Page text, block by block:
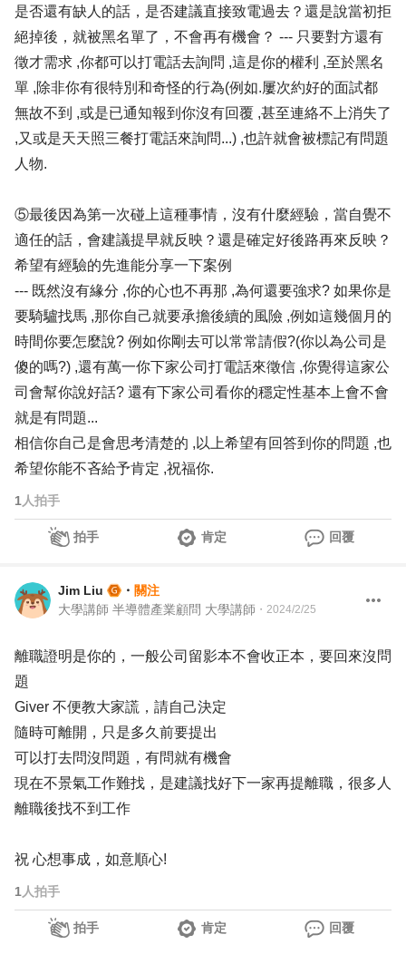
是否還有缺人的話，是否建議直接致電過去？還是說當初拒
絕掉後，就被黑名單了，不會再有機會？ --- 只要對方還有
徵才需求 ,你都可以打電話去詢問 ,這是你的權利 ,至於黑名
單 ,除非你有很特別和奇怪的行為(例如.屢次約好的面試都
無故不到 ,或是已通知報到你沒有回覆 ,甚至連絡不上消失了
,又或是天天照三餐打電話來詢問...) ,也許就會被標記有問題
人物.
⑤最後因為第一次碰上這種事情，沒有什麼經驗，當自覺不
適任的話，會建議提早就反映？還是確定好後路再來反映？
希望有經驗的先進能分享一下案例
--- 既然沒有緣分 ,你的心也不再那 ,為何還要強求? 如果你是
要騎驢找馬 ,那你自己就要承擔後續的風險 ,例如這幾個月的
時間你要怎麼說? 例如你剛去可以常常請假?(你以為公司是
傻的嗎?) ,還有萬一你下家公司打電話來徵信 ,你覺得這家公
司會幫你說好話? 還有下家公司看你的穩定性基本上會不會
就是有問題...
相信你自己是會思考清楚的 ,以上希望有回答到你的問題 ,也
希望你能不吝給予肯定 ,祝福你.
1 人拍手
拍手 肯定 回覆
Jim Liu ・ 關注
大學講師 半導體產業顧問 大學講師 ・ 2024/2/25
離職證明是你的，一般公司留影本不會收正本，要回來沒問
題
Giver 不便教大家謊，請自己決定
隨時可離開，只是多久前要提出
可以打去問沒問題，有問就有機會
現在不景氣工作難找，是建議找好下一家再提離職，很多人
離職後找不到工作
祝 心想事成，如意順心!
1 人拍手
拍手 肯定 回覆